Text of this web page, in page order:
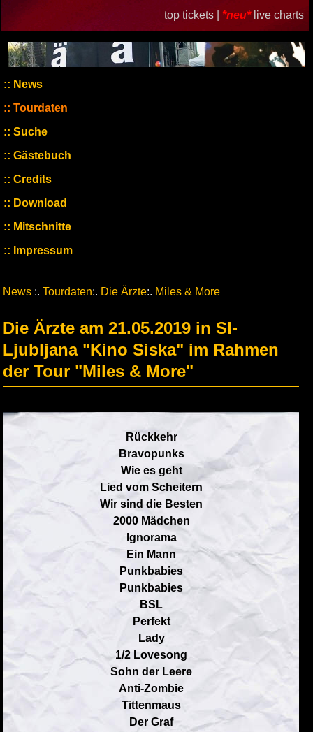
top tickets | *neu* live charts
News
Tourdaten
Suche
Gästebuch
Credits
Download
Mitschnitte
Impressum
News :. Tourdaten:. Die Ärzte:. Miles & More
Die Ärzte am 21.05.2019 in SI-
Ljubljana "Kino Siska" im Rahmen
der Tour "Miles & More"
Rückkehr
Bravopunks
Wie es geht
Lied vom Scheitern
Wir sind die Besten
2000 Mädchen
Ignorama
Ein Mann
Punkbabies
Punkbabies
BSL
Perfekt
Lady
1/2 Lovesong
Sohn der Leere
Anti-Zombie
Tittenmaus
Der Graf